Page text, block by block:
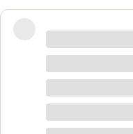
odpowiedzi
jest piękna!
zrobić w